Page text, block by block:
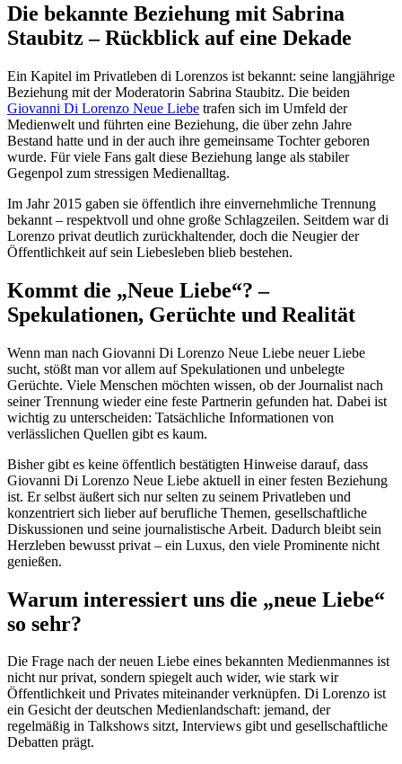
Die bekannte Beziehung mit Sabrina
Staubitz – Rückblick auf eine Dekade
Ein Kapitel im Privatleben di Lorenzos ist bekannt: seine langjährige
Beziehung mit der Moderatorin Sabrina Staubitz. Die beiden
Giovanni Di Lorenzo Neue Liebe trafen sich im Umfeld der
Medienwelt und führten eine Beziehung, die über zehn Jahre
Bestand hatte und in der auch ihre gemeinsame Tochter geboren
wurde. Für viele Fans galt diese Beziehung lange als stabiler
Gegenpol zum stressigen Medienalltag.
Im Jahr 2015 gaben sie öffentlich ihre einvernehmliche Trennung
bekannt – respektvoll und ohne große Schlagzeilen. Seitdem war di
Lorenzo privat deutlich zurückhaltender, doch die Neugier der
Öffentlichkeit auf sein Liebesleben blieb bestehen.
Kommt die „Neue Liebe“? –
Spekulationen, Gerüchte und Realität
Wenn man nach Giovanni Di Lorenzo Neue Liebe neuer Liebe
sucht, stößt man vor allem auf Spekulationen und unbelegte
Gerüchte. Viele Menschen möchten wissen, ob der Journalist nach
seiner Trennung wieder eine feste Partnerin gefunden hat. Dabei ist
wichtig zu unterscheiden: Tatsächliche Informationen von
verlässlichen Quellen gibt es kaum.
Bisher gibt es keine öffentlich bestätigten Hinweise darauf, dass
Giovanni Di Lorenzo Neue Liebe aktuell in einer festen Beziehung
ist. Er selbst äußert sich nur selten zu seinem Privatleben und
konzentriert sich lieber auf berufliche Themen, gesellschaftliche
Diskussionen und seine journalistische Arbeit. Dadurch bleibt sein
Herzleben bewusst privat – ein Luxus, den viele Prominente nicht
genießen.
Warum interessiert uns die „neue Liebe“
so sehr?
Die Frage nach der neuen Liebe eines bekannten Medienmannes ist
nicht nur privat, sondern spiegelt auch wider, wie stark wir
Öffentlichkeit und Privates miteinander verknüpfen. Di Lorenzo ist
ein Gesicht der deutschen Medienlandschaft: jemand, der
regelmäßig in Talkshows sitzt, Interviews gibt und gesellschaftliche
Debatten prägt.